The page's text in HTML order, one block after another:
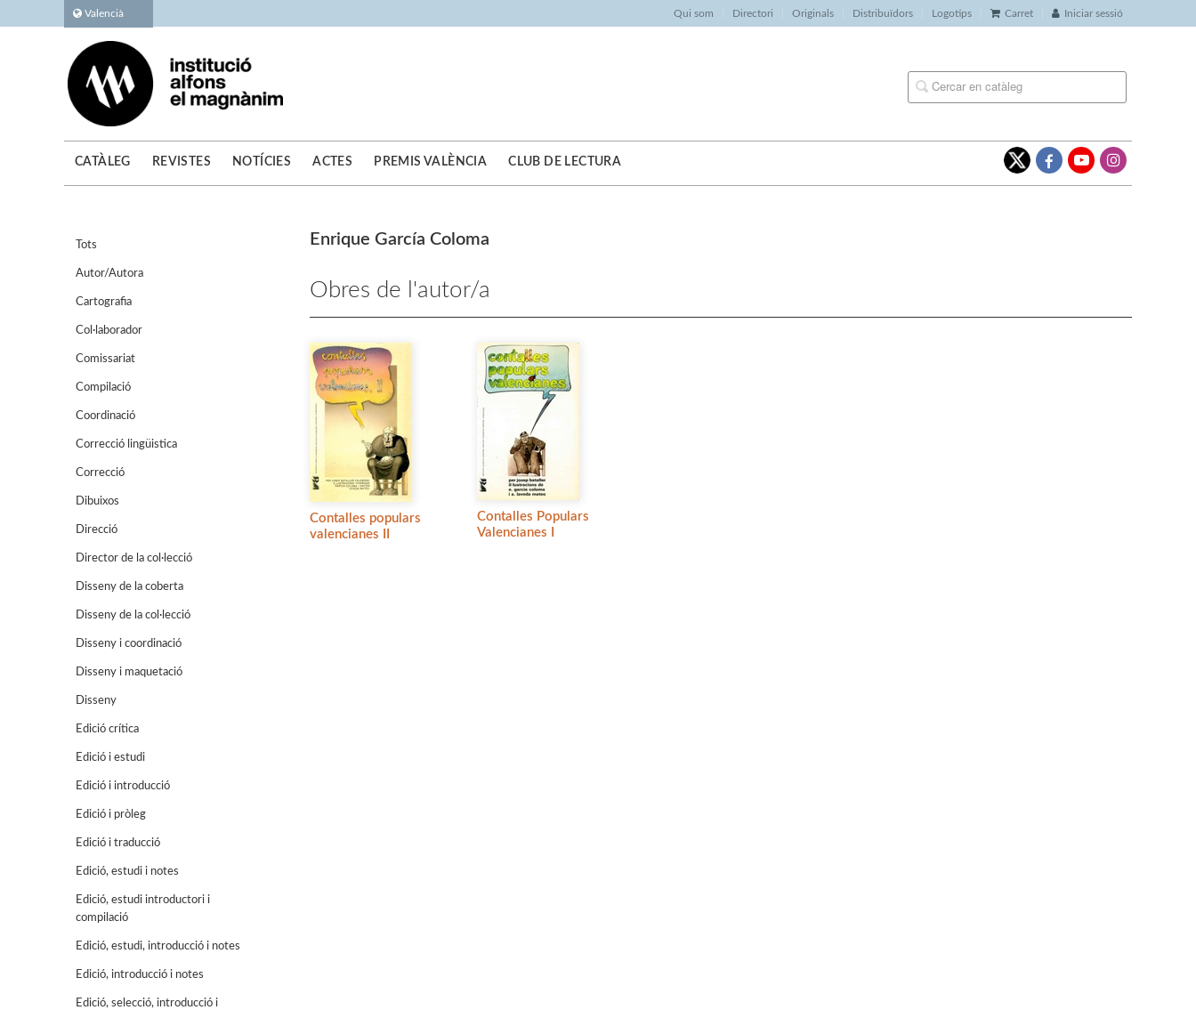
Valencià Qui som Directori Originals Distribuïdors Logotips Carret Iniciar sessió
CATÀLEG REVISTES NOTÍCIES ACTES PREMIS VALÈNCIA CLUB DE LECTURA
Tots
Autor/Autora
Cartografia
Col·laborador
Comissariat
Compilació
Coordinació
Correcció lingüistica
Correcció
Dibuixos
Direcció
Director de la col·lecció
Disseny de la coberta
Disseny de la col·lecció
Disseny i coordinació
Disseny i maquetació
Disseny
Edició crítica
Edició i estudi
Edició i introducció
Edició i pròleg
Edició i traducció
Edició, estudi i notes
Edició, estudi introductori i
compilació
Edició, estudi, introducció i notes
Edició, introducció i notes
Edició, selecció, introducció i
Enrique García Coloma
Obres de l'autor/a
Contalles populars
valencianes II
Contalles Populars
Valencianes I